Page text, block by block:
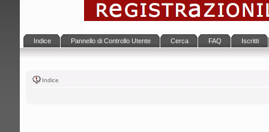
Indice Pannello di Controllo Utente Cerca FAQ Iscritti
Indice